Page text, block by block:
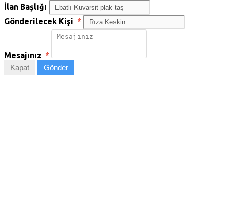
İlan Başlığı
Gönderilecek Kişi *
Mesajınız *
Kapat Gönder